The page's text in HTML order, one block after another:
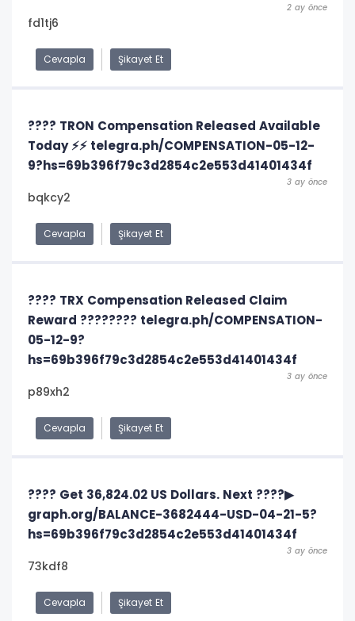
2 ay önce
fd1tj6
Cevapla Şikayet Et
???? TRON Compensation Released Available
Today ⚡⚡ telegra.ph/COMPENSATION-05-12-
9?hs=69b396f79c3d2854c2e553d41401434f
3 ay önce
bqkcy2
Cevapla Şikayet Et
???? TRX Compensation Released Claim
Reward ???????? telegra.ph/COMPENSATION-
05-12-9?
hs=69b396f79c3d2854c2e553d41401434f
3 ay önce
p89xh2
Cevapla Şikayet Et
???? Get 36,824.02 US Dollars. Next ????▶
graph.org/BALANCE-3682444-USD-04-21-5?
hs=69b396f79c3d2854c2e553d41401434f
3 ay önce
73kdf8
Cevapla Şikayet Et